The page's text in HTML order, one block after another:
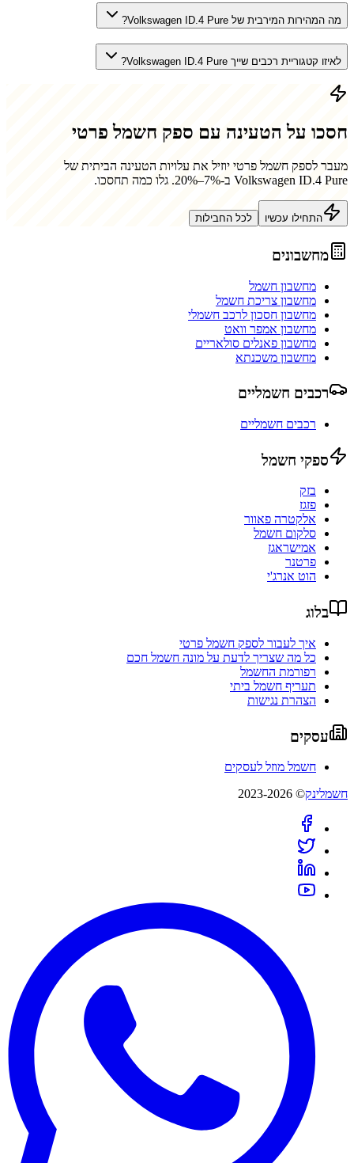
מה המהירות המירבית של Volkswagen ID.4 Pure?
לאיזו קטגוריית רכבים שייך Volkswagen ID.4 Pure?
חסכו על הטעינה עם ספק חשמל פרטי
מעבר לספק חשמל פרטי יוזיל את עלויות הטעינה הביתית של
Volkswagen ID.4 Pure ב-7%–20%. גלו כמה תחסכו.
התחילו עכשיו לכל החבילות
מחשבונים
מחשבון חשמל
מחשבון צריכת חשמל
מחשבון חסכון לרכב חשמלי
מחשבון אמפר וואט
מחשבון פאנלים סולאריים
מחשבון משכנתא
רכבים חשמליים
רכבים חשמליים
ספקי חשמל
בזק
פזגז
אלקטרה פאוור
סלקום חשמל
אמישראגז
פרטנר
הוט אנרג'י
בלוג
איך לעבור לספק חשמל פרטי
כל מה שצריך לדעת על מונה חשמל חכם
רפורמת החשמל
תעריף חשמל ביתי
הצהרת נגישות
עסקים
חשמל מוזל לעסקים
חשמלינק© 2023-2026